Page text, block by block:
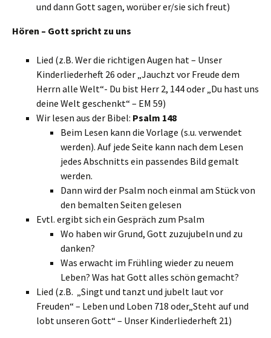
und dann Gott sagen, worüber er/sie sich freut)
Hören – Gott spricht zu uns
Lied (z.B. Wer die richtigen Augen hat – Unser
Kinderliederheft 26 oder „Jauchzt vor Freude dem
Herrn alle Welt“- Du bist Herr 2, 144 oder „Du hast uns
deine Welt geschenkt“ – EM 59)
Wir lesen aus der Bibel: Psalm 148
Beim Lesen kann die Vorlage (s.u. verwendet
werden). Auf jede Seite kann nach dem Lesen
jedes Abschnitts ein passendes Bild gemalt
werden.
Dann wird der Psalm noch einmal am Stück von
den bemalten Seiten gelesen
Evtl. ergibt sich ein Gespräch zum Psalm
Wo haben wir Grund, Gott zuzujubeln und zu
danken?
Was erwacht im Frühling wieder zu neuem
Leben? Was hat Gott alles schön gemacht?
Lied (z.B. „Singt und tanzt und jubelt laut vor
Freuden“ – Leben und Loben 718 oder„Steht auf und
lobt unseren Gott“ – Unser Kinderliederheft 21)